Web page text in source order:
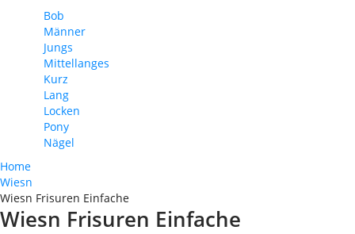
Bob
Männer
Jungs
Mittellanges
Kurz
Lang
Locken
Pony
Nägel
Home
Wiesn
Wiesn Frisuren Einfache
Wiesn Frisuren Einfache